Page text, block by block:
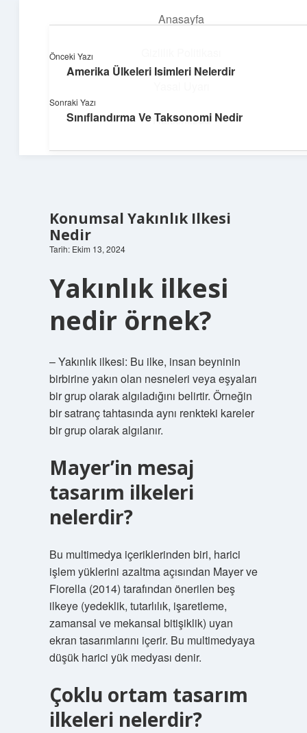
Anasayfa
Hakkımızda
Dijital dünyada keyifli bir macera!
Konumsal Yakınlık Ilkesi
Nedir
Tarih: Ekim 13, 2024
Yakınlık ilkesi
nedir örnek?
– Yakınlık ilkesi: Bu ilke, insan beyninin
birbirine yakın olan nesneleri veya eşyaları
bir grup olarak algıladığını belirtir. Örneğin
bir satranç tahtasında aynı renkteki kareler
bir grup olarak algılanır.
Mayer’in mesaj
tasarım ilkeleri
nelerdir?
Bu multimedya içeriklerinden biri, harici
işlem yüklerini azaltma açısından Mayer ve
Fiorella (2014) tarafından önerilen beş
ilkeye (yedeklik, tutarlılık, işaretleme,
zamansal ve mekansal bitişiklik) uyan
ekran tasarımlarını içerir. Bu multimedyaya
düşük harici yük medyası denir.
Çoklu ortam tasarım
ilkeleri nelerdir?
Önceki Yazı
Amerika Ülkeleri Isimleri Nelerdir
Sonraki Yazı
Sınıflandırma Ve Taksonomi Nedir